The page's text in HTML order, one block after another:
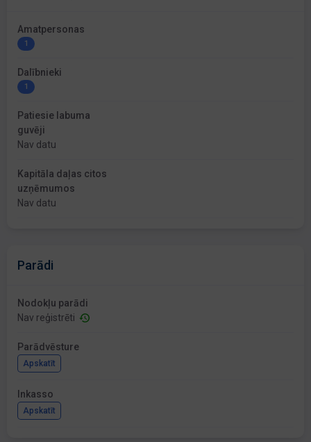
Amatpersonas
1
Dalībnieki
1
Patiesie labuma
guvēji
Nav datu
Kapitāla daļas citos
uzņēmumos
Nav datu
Parādi
Nodokļu parādi
Nav reģistrēti
Parādvēsture
Apskatīt
Inkasso
Apskatīt